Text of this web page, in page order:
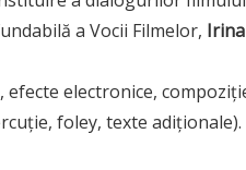
a Vocii Filmelor,
efecte electronice,
foley, texte adiționale).